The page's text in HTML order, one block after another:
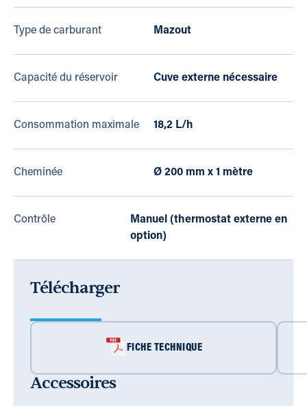
Type de carburant Mazout
Capacité du réservoir Cuve externe nécessaire
Consommation maximale 18,2 L/h
Cheminée Ø 200 mm x 1 mètre
Contrôle
Manuel (thermostat externe en
option)
Télécharger
FICHE TECHNIQUE
Accessoires